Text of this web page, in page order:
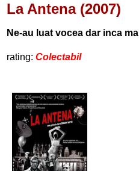
La Antena (2007)
Ne-au luat vocea dar inca
rating: Colectabil